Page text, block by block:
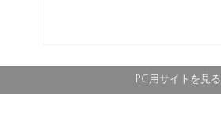
PC用サイトを見る